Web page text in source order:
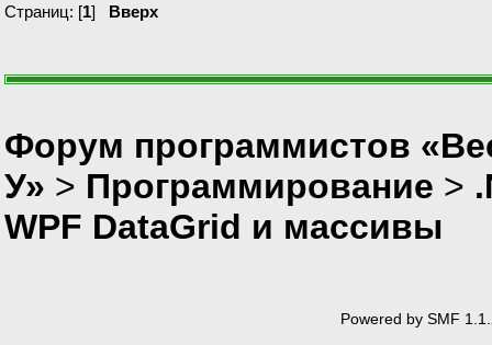
Страниц: [1] Вверх
Форум программистов
У» > Программирование >
WPF DataGrid и массивы
Powered by SMF